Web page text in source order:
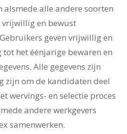
alsmede alle andere soorten
vrijwillig en bewust
geven vrijwillig en
het éénjarige bewaren en
Alle gegevens zijn
zijn om de kandidaten deel
wervings- en selectie proces
andere werkgevers
samenwerken.